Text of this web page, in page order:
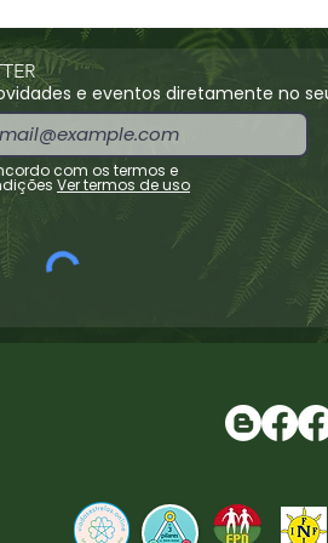
e eventos diretamente no
com os termos e
Ver termos de uso